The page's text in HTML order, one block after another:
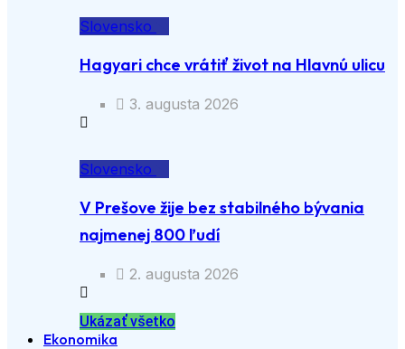
Slovensko
Hagyari chce vrátiť život na Hlavnú ulicu
3. augusta 2026
Slovensko
V Prešove žije bez stabilného bývania
najmenej 800 ľudí
2. augusta 2026
Ukázať všetko
Ekonomika